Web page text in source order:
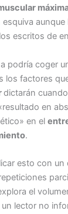
aunque
escritos de
podría coger
los factores
dictarán
en
en el
.
esto con un
el
un lector no